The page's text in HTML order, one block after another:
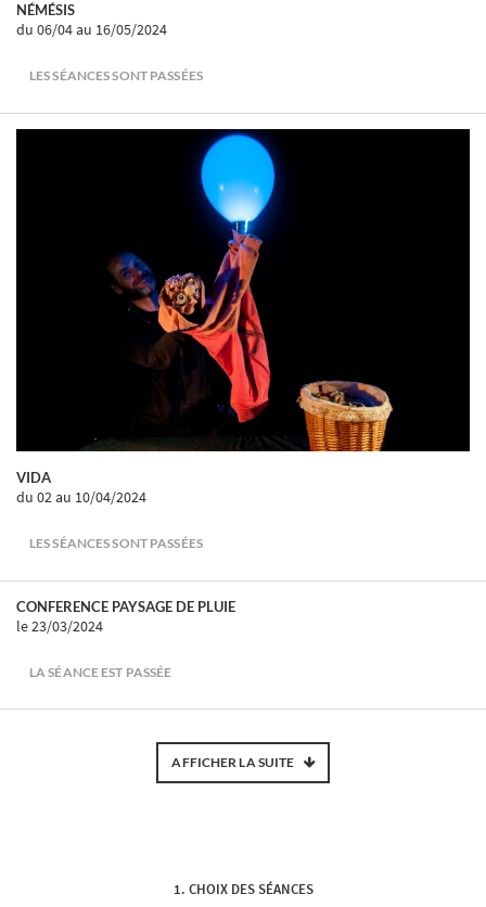
NÉMÉSIS
du 06/04au 16/05/2024
LES SÉANCES SONT PASSÉES
VIDA
du 02au 10/04/2024
LES SÉANCES SONT PASSÉES
CONFERENCE PAYSAGE DE PLUIE
le 23/03/2024
LA SÉANCE EST PASSÉE
AFFICHER LA SUITE
CHOIX DES SÉANCES